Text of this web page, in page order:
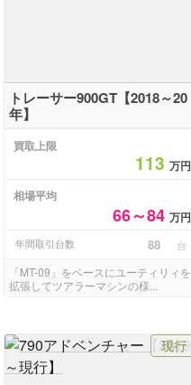
トレーサー900GT【2018～20
年】
買取上限
113万円
相場平均
66～84万円
年間取引台数 88 台
「MT-09」をベースにユーティリィを
拡張してツアラーマシンの様...
現行